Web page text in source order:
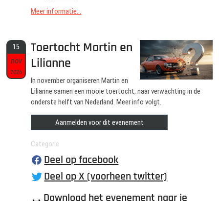
Meer informatie...
15
nov
2026
Toertocht Martin en
Lilianne
In november organiseren Martin en
Lilianne samen een mooie toertocht, naar verwachting in de
onderste helft van Nederland. Meer info volgt.
Aanmelden voor dit evenement
Categorie
Deel op facebook
Deel op X (voorheen twitter)
Download het evenement naar je